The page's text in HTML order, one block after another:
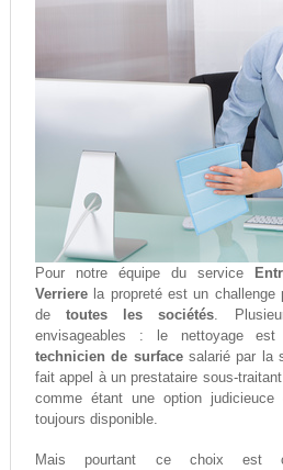
Pour notre équipe du service
Verrierela propreté est un challenge
detoutes les sociétés.
envisageables : le nettoyage
technicien de surfacesalarié par la
fait appel à un prestataire sous-
comme étant une option
toujours disponible.
Mais pourtant ce choix est